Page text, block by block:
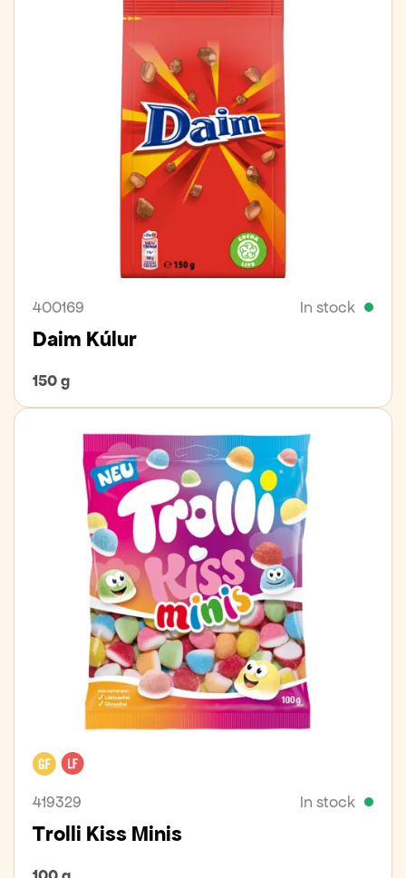
400169 In stock
Daim Kúlur
150 g
Gluten free
419329 In stock
Trolli Kiss Minis